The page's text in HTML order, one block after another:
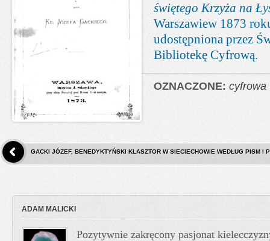
świętego Krzyża na
Warszawiew 1873
udostępniona przez
Bibliotekę Cyfrową.
OZNACZONE: cyfrowa
GACKI JÓZEF, BENEDYKTYŃSKI KLASZTOR W SIECIECHOWIE WEDŁUG PISM I
ADAM MALICKI
Pozytywnie zakręcony pasjonat